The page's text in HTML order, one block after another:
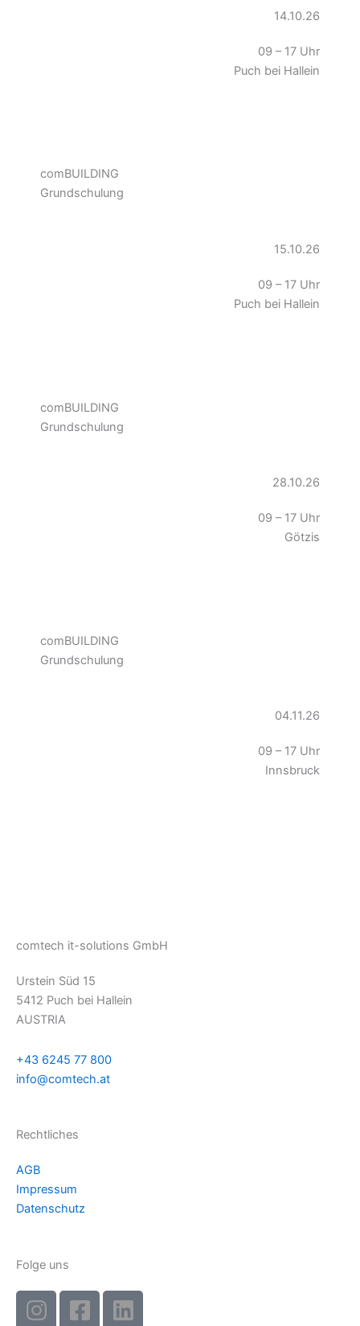
14.10.26
09 – 17 Uhr
Puch bei Hallein
comBUILDING
Grundschulung
15.10.26
09 – 17 Uhr
Puch bei Hallein
comBUILDING
Grundschulung
28.10.26
09 – 17 Uhr
Götzis
comBUILDING
Grundschulung
04.11.26
09 – 17 Uhr
Innsbruck
comtech it-solutions GmbH
Urstein Süd 15
5412 Puch bei Hallein
AUSTRIA
+43 6245 77 800
info@comtech.at
Rechtliches
AGB
Impressum
Datenschutz
Folge uns
I
n
F
a
L
i